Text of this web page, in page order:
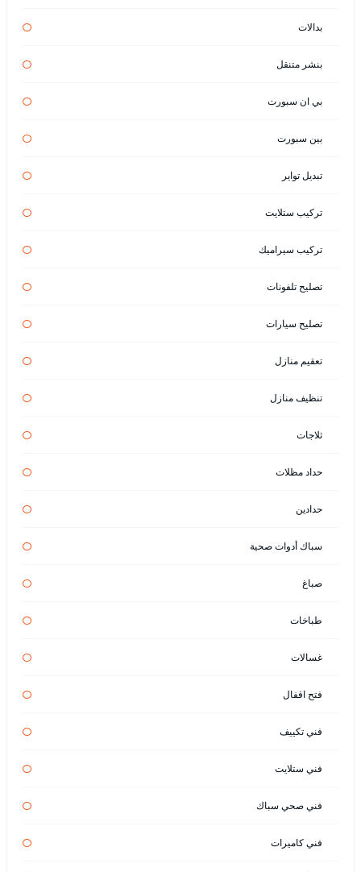
بدالات
بنشر متنقل
بي ان سبورت
بين سبورت
تبديل تواير
تركيب ستلايت
تركيب سيراميك
تصليح تلفونات
تصليح سيارات
تعقيم منازل
تنظيف منازل
ثلاجات
حداد مظلات
حدادين
سباك أدوات صحية
صباغ
طباخات
غسالات
فتح اقفال
فني تكييف
فني ستلايت
فني صحي سباك
فني كاميرات